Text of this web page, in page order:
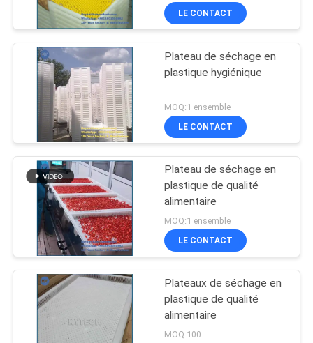
LE CONTACT
Plateau de séchage en
plastique hygiénique
MOQ:1 ensemble
LE CONTACT
Plateau de séchage en
plastique de qualité
alimentaire
MOQ:1 ensemble
LE CONTACT
Plateaux de séchage en
plastique de qualité
alimentaire
MOQ:100